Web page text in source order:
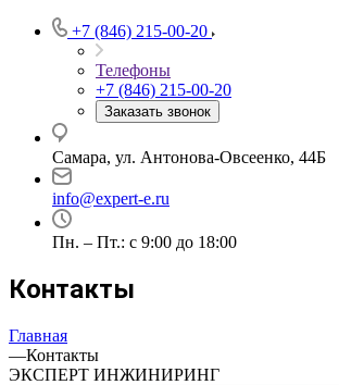
+7 (846) 215-00-20
Телефоны
+7 (846) 215-00-20
Заказать звонок
Самара, ул. Антонова-Овсеенко, 44Б
info@expert-e.ru
Пн. – Пт.: с 9:00 до 18:00
Контакты
Главная
—Контакты
ЭКСПЕРТ ИНЖИНИРИНГ